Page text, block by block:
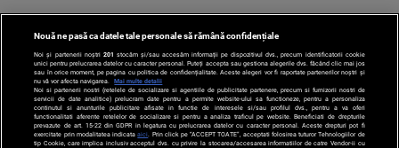
1
Nouă ne pasă ca datele tale personale să rămână confidențiale
Noi și partenerii noștri 201 stocăm și/sau accesăm informații pe dispozitivul dvs., precum identificatorii cookie
unici pentru prelucrarea datelor cu caracter personal. Puteți accepta sau gestiona alegerile dvs. făcând clic mai jos
sau în orice moment, pe pagina cu politica de confidențialitate. Aceste alegeri vor fi raportate partenerilor noștri și
nu vă vor afecta navigarea.
Mai multe detalii
Noi si partenerii nostri (retelele de socializare si agentiile de publicitate partenere, precum si furnizorii nostri de
servicii de date analitice) prelucram date pentru a permite website-ului sa functioneze, pentru a personaliza
continutul si anunturile publicitare afisate in functie de interesele si/sau profilul dvs., pentru a va oferi
functionalitati aferente retelelor de socializare si pentru a analiza traficul pe website. Beneficiati de drepturile
prevazute de art. 15-22 din GDPR in legatura cu prelucrarea datelor cu caracter personal. Aceste drepturi pot fi
exercitate prin modalitatea indicataaici . Prin click pe “ACCEPT TOATE”, acceptati folosirea tuturor Tehnologiilor de
tip Cookie, care implica inclusiv acceptul dvs. cu privire la stocarea/accesarea informatiilor de catre Vendor-ii cu